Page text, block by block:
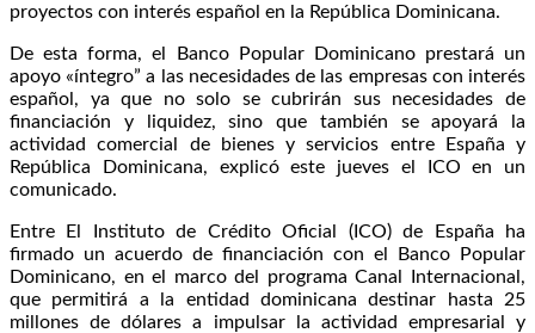
proyectos con interés español en la República Dominicana.
De esta forma, el Banco Popular Dominicano prestará un
apoyo «íntegro” a las necesidades de las empresas con interés
español, ya que no solo se cubrirán sus necesidades de
financiación y liquidez, sino que también se apoyará la
actividad comercial de bienes y servicios entre España y
República Dominicana, explicó este jueves el ICO en un
comunicado.
Entre El Instituto de Crédito Oficial (ICO) de España ha
firmado un acuerdo de financiación con el Banco Popular
Dominicano, en el marco del programa Canal Internacional,
que permitirá a la entidad dominicana destinar hasta 25
millones de dólares a impulsar la actividad empresarial y